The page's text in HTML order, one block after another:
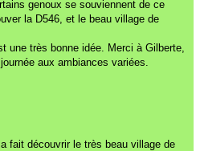
genoux se souviennent de ce
la D546, et le beau village de
une très bonne idée. Merci à Gilberte,
aux ambiances variées.
fait découvrir le très beau village de